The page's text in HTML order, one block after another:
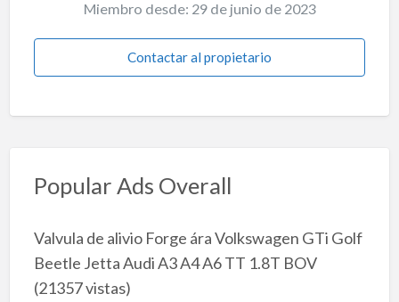
Miembro desde: 29 de junio de 2023
Contactar al propietario
Popular Ads Overall
Valvula de alivio Forge ára Volkswagen GTi Golf
Beetle Jetta Audi A3 A4 A6 TT 1.8T BOV
(21357 vistas)